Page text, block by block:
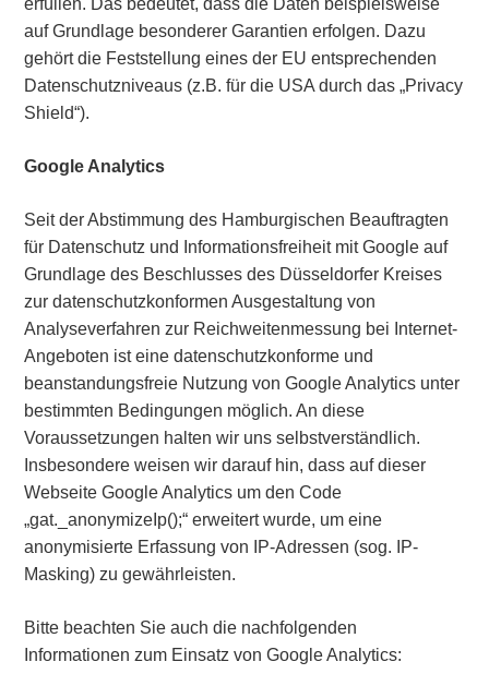
erfüllen. Das bedeutet, dass die Daten beispielsweise
auf Grundlage besonderer Garantien erfolgen. Dazu
gehört die Feststellung eines der EU entsprechenden
Datenschutzniveaus (z.B. für die USA durch das „Privacy
Shield“).
Google Analytics
Seit der Abstimmung des Hamburgischen Beauftragten
für Datenschutz und Informationsfreiheit mit Google auf
Grundlage des Beschlusses des Düsseldorfer Kreises
zur datenschutzkonformen Ausgestaltung von
Analyseverfahren zur Reichweitenmessung bei Internet-
Angeboten ist eine datenschutzkonforme und
beanstandungsfreie Nutzung von Google Analytics unter
bestimmten Bedingungen möglich. An diese
Voraussetzungen halten wir uns selbstverständlich.
Insbesondere weisen wir darauf hin, dass auf dieser
Webseite Google Analytics um den Code
„gat._anonymizeIp();“ erweitert wurde, um eine
anonymisierte Erfassung von IP-Adressen (sog. IP-
Masking) zu gewährleisten.
Bitte beachten Sie auch die nachfolgenden
Informationen zum Einsatz von Google Analytics: